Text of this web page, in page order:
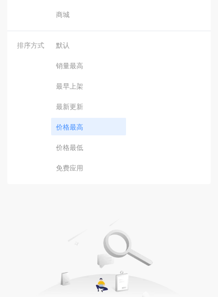
商城
排序方式 默认
销量最高
最早上架
最新更新
价格最高
价格最低
免费应用